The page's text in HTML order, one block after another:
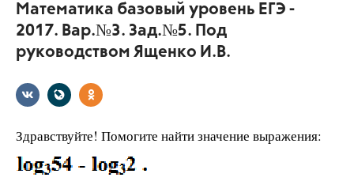
Математика базовый уровень ЕГЭ -
2017. Вар.№3. Зад.№5. Под
руководством Ященко И.В.
Здравствуйте! Помогите найти значение выражения: